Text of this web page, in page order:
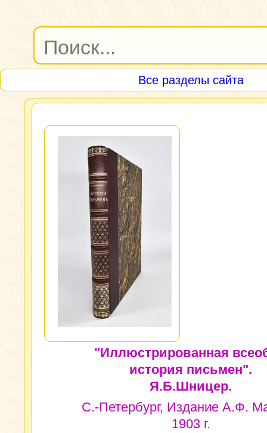
Все разделы сайта
"Иллюстрированная
история письмен".
Я.Б.Шницер.
С.-Петербург, Издание А.Ф.
1903 г.